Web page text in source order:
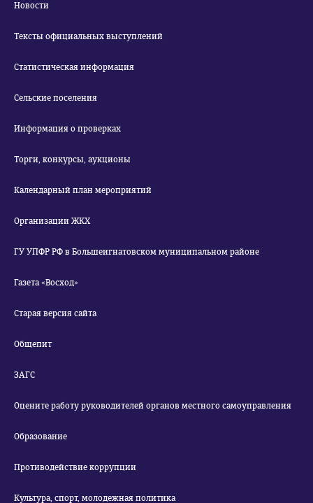
Новости
Тексты официальных выступлений
Статистическая информация
Сельские поселения
Информация о проверках
Торги, конкурсы, аукционы
Календарный план мероприятий
Организации ЖКХ
ГУ УПФР РФ в Большеигнатовском муниципальном районе
Газета «Восход»
Старая версия сайта
Общепит
ЗАГС
Оцените работу руководителей органов местного самоуправления
Образование
Противодействие коррупции
Культура, спорт, молодежная политика